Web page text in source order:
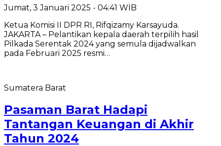
Jumat, 3 Januari 2025 - 04:41 WIB
Ketua Komisi II DPR RI, Rifqizamy Karsayuda.
JAKARTA – Pelantikan kepala daerah terpilih hasil
Pilkada Serentak 2024 yang semula dijadwalkan
pada Februari 2025 resmi…
Sumatera Barat
Pasaman Barat Hadapi
Tantangan Keuangan di Akhir
Tahun 2024